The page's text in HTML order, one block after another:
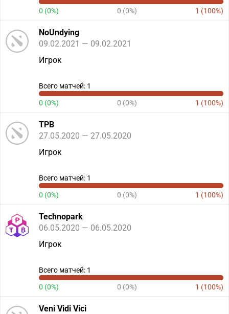
0 (0%) 0 (0%) 1 (100%)
NoUndying
09.02.2021 — 09.02.2021
Игрок
Всего матчей: 1
0 (0%) 0 (0%) 1 (100%)
TPB
27.05.2020 — 27.05.2020
Игрок
Всего матчей: 1
0 (0%) 0 (0%) 1 (100%)
Technopark
06.05.2020 — 06.05.2020
Игрок
Всего матчей: 1
0 (0%) 0 (0%) 1 (100%)
Veni Vidi Vici